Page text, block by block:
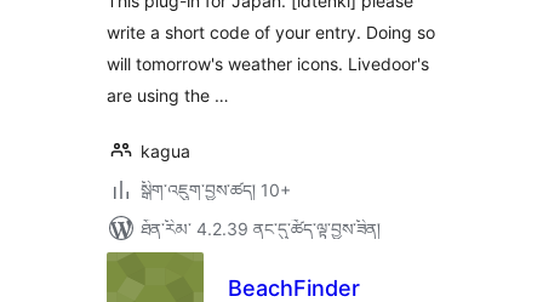
write a short code of your entry. Doing so
will tomorrow's weather icons. Livedoor's
are using the …
kagua
སྒྲིག་འཇུག་བྱས་ཚད། 10+
ཐོན་རིམ་ 4.2.39 ནང་དུ་ཚོད་ལྟ་བྱས་ཟིན།
BeachFinder